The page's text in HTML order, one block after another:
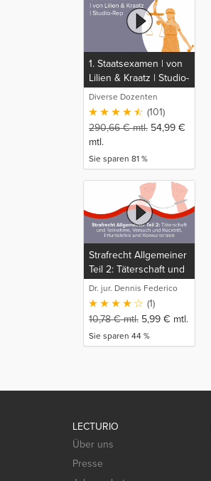
1. Staatsexamen | von
Lilien & Kraatz | Studio-
Rep
Diverse Dozenten
(101)
290,66€mtl. 54,99 €
mtl.
Sie sparen 81 %
Strafrecht Allgemeiner
Teil 2: Täterschaft und
Teilnahme, Versuch
und Rücktritt,
Irrtumslehre und
Konkurrenzen
Dr. jur. Dennis Federico
Otte
(1)
10,78€mtl. 5,99 € mtl.
Sie sparen 44 %
LECTURIO
Über uns
Presse